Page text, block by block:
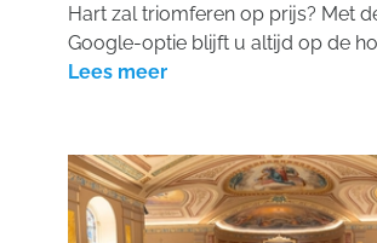
Hart zal triomferen op prijs? Met
Google-optie blijft u altijd op de
Lees meer